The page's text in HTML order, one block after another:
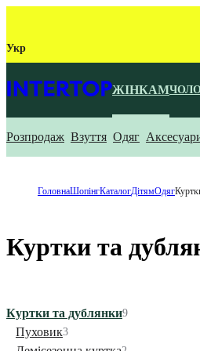
Укр
ЖІНКАМ
Розпродаж Взуття Одяг
ГоловнаШопінгКаталогДітямОдяг
Куртки та
Куртки та дублянки9
Пуховик3